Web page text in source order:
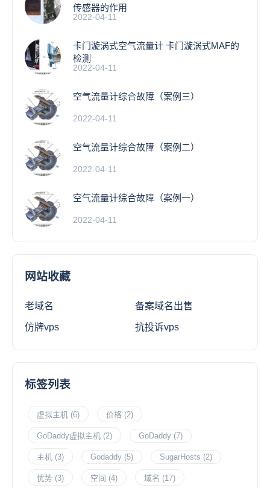
传感器的作用
2022-04-11
卡门漩涡式空气流量计 卡门漩涡式MAF的
检测
2022-04-11
空气流量计综合故障（案例三）
2022-04-11
空气流量计综合故障（案例二）
2022-04-11
空气流量计综合故障（案例一）
2022-04-11
网站收藏
老域名 备案域名出售
仿牌vps 抗投诉vps
标签列表
虚拟主机 (6) 价格 (2)
GoDaddy虚拟主机 (2) GoDaddy (7)
主机 (3) Godaddy (5) SugarHosts (2)
优势 (3) 空间 (4) 域名 (17)